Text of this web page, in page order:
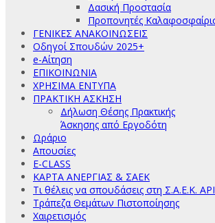
Δασική Προστασία
Προπονητές
ΓΕΝΙΚΕΣ ΑΝΑΚΟΙΝΩΣΕΙΣ
Οδηγοί Σπουδών 2025+
e-Αίτηση
ΕΠΙΚΟΙΝΩΝΙΑ
ΧΡΗΣΙΜΑ ΕΝΤΥΠΑ
ΠΡΑΚΤΙΚΗ ΑΣΚΗΣΗ
Δήλωση Θέσης Πρακτικής
Άσκησης από Εργοδότη
Ωράριο
Απουσίες
E-CLASS
ΚΑΡΤΑ ΑΝΕΡΓΙΑΣ & ΣΑΕΚ
Τι θέλεις να σπουδάσεις στη Σ.Α.Ε.Κ.
Τράπεζα Θεμάτων Πιστοποίησης
Χαιρετισμός